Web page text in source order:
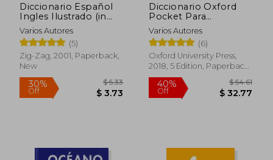
Diccionario Español
Ingles Ilustrado (in
Spanish)
Varios Autores
(5)
Zig-Zag, 2001, Paperback,
New
Diccionario Oxford
Pocket Para
Estudiantes de Inglés.
Español-Inglés (in
Spanish)
Varios Autores
(6)
Oxford University Press,
2018, 5 Edition, Paperback,
New